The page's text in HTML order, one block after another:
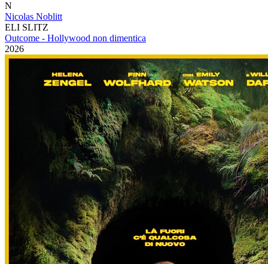
N
Nicolas Noblitt
ELI SLITZ
Outcome - Hollywood non dimentica
2026